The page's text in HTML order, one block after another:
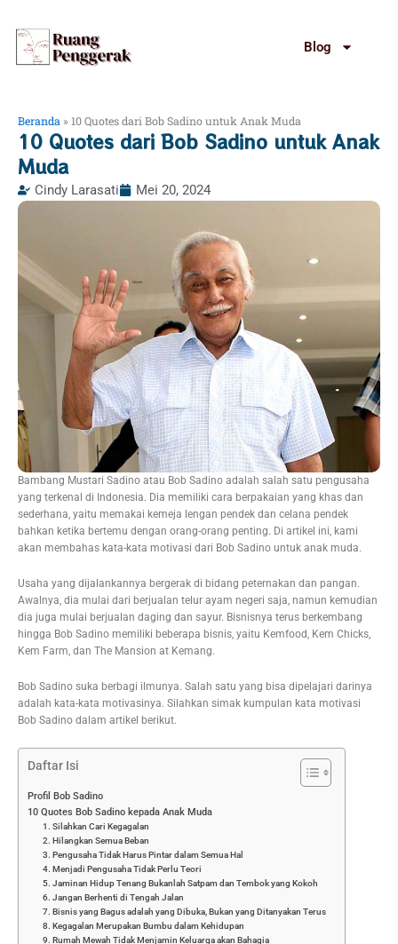
konten
Blog
Beranda » 10 Quotes dari Bob Sadino untuk Anak Muda
10 Quotes dari Bob Sadino untuk Anak
Muda
Cindy Larasati Mei 20, 2024
Bambang Mustari Sadino atau Bob Sadino adalah salah satu pengusaha
yang terkenal di Indonesia. Dia memiliki cara berpakaian yang khas dan
sederhana, yaitu memakai kemeja lengan pendek dan celana pendek
bahkan ketika bertemu dengan orang-orang penting. Di artikel ini, kami
akan membahas kata-kata motivasi dari Bob Sadino untuk anak muda.
Usaha yang dijalankannya bergerak di bidang peternakan dan pangan.
Awalnya, dia mulai dari berjualan telur ayam negeri saja, namun kemudian
dia juga mulai berjualan daging dan sayur. Bisnisnya terus berkembang
hingga Bob Sadino memiliki beberapa bisnis, yaitu Kemfood, Kem Chicks,
Kem Farm, dan The Mansion at Kemang.
Bob Sadino suka berbagi ilmunya. Salah satu yang bisa dipelajari darinya
adalah kata-kata motivasinya. Silahkan simak kumpulan kata motivasi
Bob Sadino dalam artikel berikut.
Daftar Isi
Profil Bob Sadino
10 Quotes Bob Sadino kepada Anak Muda
1. Silahkan Cari Kegagalan
2. Hilangkan Semua Beban
3. Pengusaha Tidak Harus Pintar dalam Semua Hal
4. Menjadi Pengusaha Tidak Perlu Teori
5. Jaminan Hidup Tenang Bukanlah Satpam dan Tembok yang Kokoh
6. Jangan Berhenti di Tengah Jalan
7. Bisnis yang Bagus adalah yang Dibuka, Bukan yang Ditanyakan Terus
8. Kegagalan Merupakan Bumbu dalam Kehidupan
9. Rumah Mewah Tidak Menjamin Keluarga akan Bahagia